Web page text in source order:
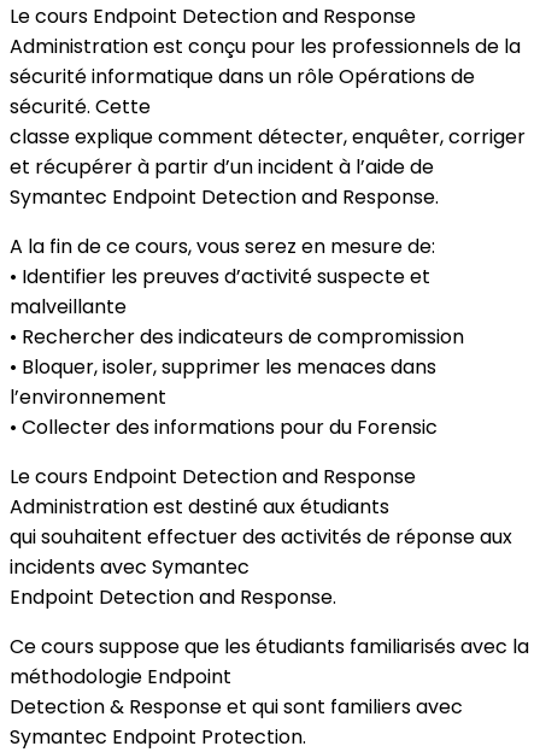
Le cours Endpoint Detection and Response
Administration est conçu pour les professionnels de la
sécurité informatique dans un rôle Opérations de
sécurité. Cette
classe explique comment détecter, enquêter, corriger
et récupérer à partir d’un incident à l’aide de
Symantec Endpoint Detection and Response.
A la fin de ce cours, vous serez en mesure de:
• Identifier les preuves d’activité suspecte et
malveillante
• Rechercher des indicateurs de compromission
• Bloquer, isoler, supprimer les menaces dans
l’environnement
• Collecter des informations pour du Forensic
Le cours Endpoint Detection and Response
Administration est destiné aux étudiants
qui souhaitent effectuer des activités de réponse aux
incidents avec Symantec
Endpoint Detection and Response.
Ce cours suppose que les étudiants familiarisés avec la
méthodologie Endpoint
Detection & Response et qui sont familiers avec
Symantec Endpoint Protection.